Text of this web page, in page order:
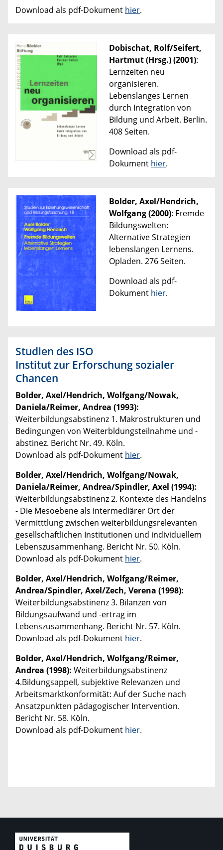
Download als pdf-Dokument hier.
Dobischat, Rolf/Seifert,
Hartmut (Hrsg.) (2001):
Lernzeiten neu
organisieren.
Lebenslanges Lernen
durch Integration von
Bildung und Arbeit. Berlin.
408 Seiten.
Download als pdf-
Dokument hier.
Bolder, Axel/Hendrich,
Wolfgang (2000): Fremde
Bildungswelten:
Alternative Strategien
lebenslangen Lernens.
Opladen. 276 Seiten.
Download als pdf-
Dokument hier.
Studien des ISO
Institut zur Erforschung sozialer
Chancen
Bolder, Axel/Hendrich, Wolfgang/Nowak,
Daniela/Reimer, Andrea (1993):
Weiterbildungsabstinenz 1. Makrostrukturen und
Bedingungen von Weiterbldungsteilnahme und -
abstinez. Bericht Nr. 49. Köln.
Download als pdf-Dokument hier.
Bolder, Axel/Hendrich, Wolfgang/Nowak,
Daniela/Reimer, Andrea/Spindler, Axel (1994):
Weiterbildungsabstinenz 2. Kontexte des Handelns
- Die Mesoebene als intermediärer Ort der
Vermitttlung zwischen weiterbildungsrelevanten
gesellschaftlichen Institutionen und individuellem
Lebenszusammenhang. Bericht Nr. 50. Köln.
Download als pdf-Dokument hier.
Bolder, Axel/Hendrich, Wolfgang/Reimer,
Andrea/Spindler, Axel/Zech, Verena (1998):
Weiterbildungsabstinenz 3. Bilanzen von
Bildungsaufwand und -ertrag im
Lebenszusammenhang. Bericht Nr. 57. Köln.
Download als pdf-Dokument hier.
Bolder, Axel/Hendrich, Wolfgang/Reimer,
Andrea (1998): Weiterbildungsabstinenz
4.Bildungsappell, subjektive Relevanzen und
Arbeitsmarktkonformität: Auf der Suche nach
Ansatzpunkten pädagogischer Intervention.
Bericht Nr. 58. Köln.
Download als pdf-Dokument hier.